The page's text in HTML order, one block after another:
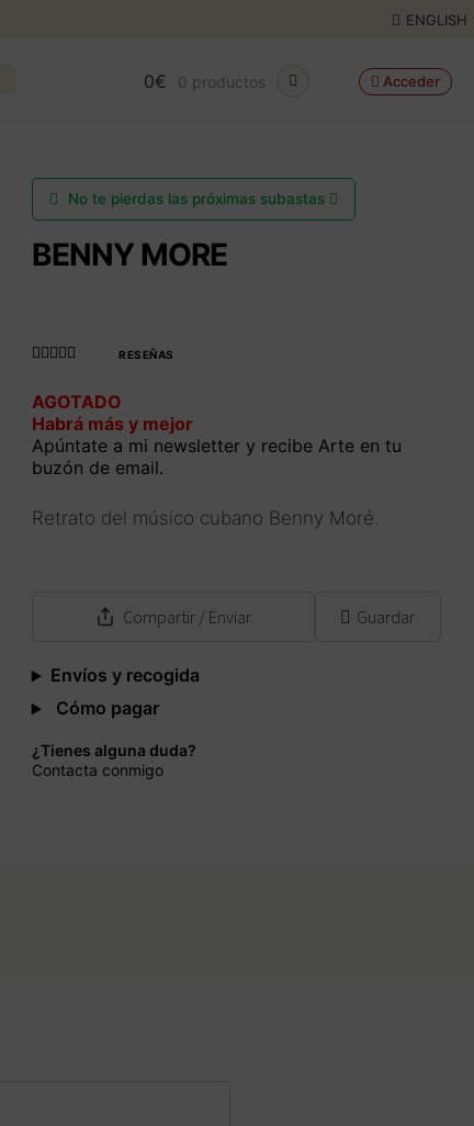
ENGLISH
Acceder
0€ 0 productos
No te pierdas las próximas subastas
BENNY MORE
4.990566037
735849de 5
RESEÑAS
AGOTADO
Habrá más y mejor
Apúntate a mi newsletter y recibe Arte en tu
buzón de email.
Retrato del músico cubano Benny Moré.
Compartir/ Enviar Guardar
Envíos y recogida
Cómo pagar
¿Tienes alguna duda?
Contacta conmigo